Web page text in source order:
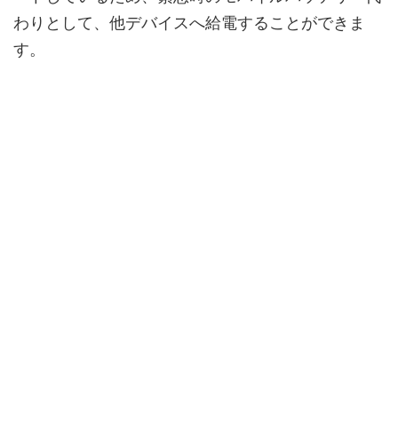
わりとして、他デバイスへ給電することができま
す。